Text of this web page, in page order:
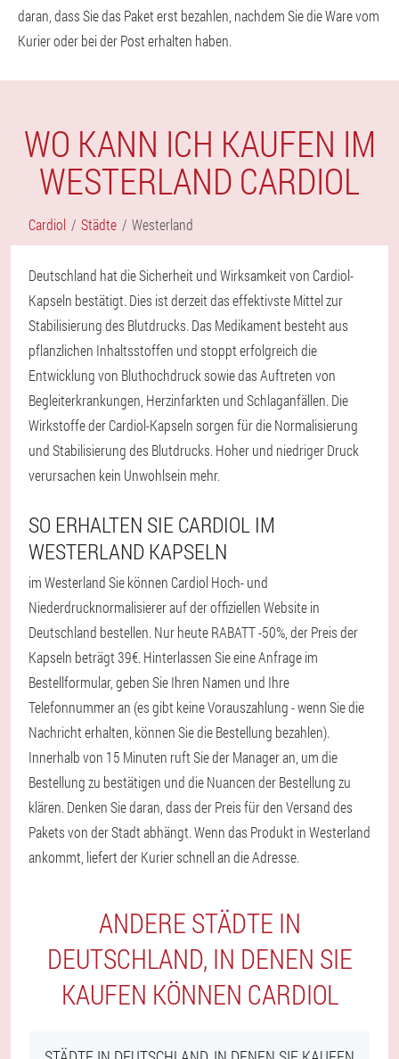
daran, dass Sie das Paket erst bezahlen, nachdem Sie die Ware vom
Kurier oder bei der Post erhalten haben.
WO KANN ICH KAUFEN IM
WESTERLAND CARDIOL
Cardiol Städte Westerland
Deutschland hat die Sicherheit und Wirksamkeit von Cardiol-
Kapseln bestätigt. Dies ist derzeit das effektivste Mittel zur
Stabilisierung des Blutdrucks. Das Medikament besteht aus
pflanzlichen Inhaltsstoffen und stoppt erfolgreich die
Entwicklung von Bluthochdruck sowie das Auftreten von
Begleiterkrankungen, Herzinfarkten und Schlaganfällen. Die
Wirkstoffe der Cardiol-Kapseln sorgen für die Normalisierung
und Stabilisierung des Blutdrucks. Hoher und niedriger Druck
verursachen kein Unwohlsein mehr.
SO ERHALTEN SIE CARDIOL IM
WESTERLAND KAPSELN
im Westerland Sie können Cardiol Hoch- und
Niederdrucknormalisierer auf der offiziellen Website in
Deutschland bestellen. Nur heute RABATT -50%, der Preis der
Kapseln beträgt 39€. Hinterlassen Sie eine Anfrage im
Bestellformular, geben Sie Ihren Namen und Ihre
Telefonnummer an (es gibt keine Vorauszahlung - wenn Sie die
Nachricht erhalten, können Sie die Bestellung bezahlen).
Innerhalb von 15 Minuten ruft Sie der Manager an, um die
Bestellung zu bestätigen und die Nuancen der Bestellung zu
klären. Denken Sie daran, dass der Preis für den Versand des
Pakets von der Stadt abhängt. Wenn das Produkt in Westerland
ankommt, liefert der Kurier schnell an die Adresse.
ANDERE STÄDTE IN
DEUTSCHLAND, IN DENEN SIE
KAUFEN KÖNNEN CARDIOL